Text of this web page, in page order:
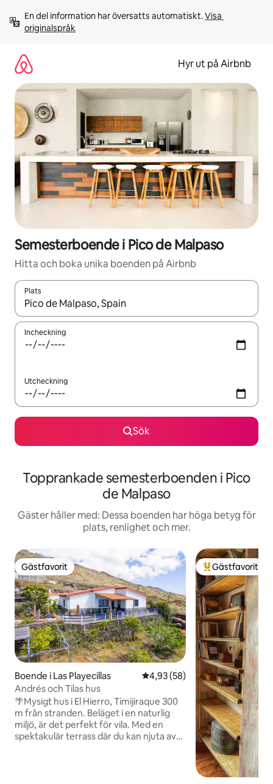
innehåll
En del information har översatts automatiskt. Visa
originalspråk
Hyr ut på Airbnb
Semesterboende i Pico de Malpaso
Hitta och boka unika boenden på Airbnb
Plats
När resultaten är tillgängliga kan du navigera med upp- och
Incheckning
Utcheckning
Sök
Topprankade semesterboenden i Pico
de Malpaso
Gäster håller med: Dessa boenden har höga betyg för
plats, renlighet och mer.
Gästfavorit
Gästfavorit
Boende i Las Playecillas 4,93 av 5 i genomsnittligt
4,93 (58)
Andrés och Tilas hus
🌴Mysigt hus i El Hierro, Timijiraque 300
m från stranden. Beläget i en naturlig
miljö, är det perfekt för vila. Med en
spektakulär terrass där du kan njuta av
Populär
Gästfavorit